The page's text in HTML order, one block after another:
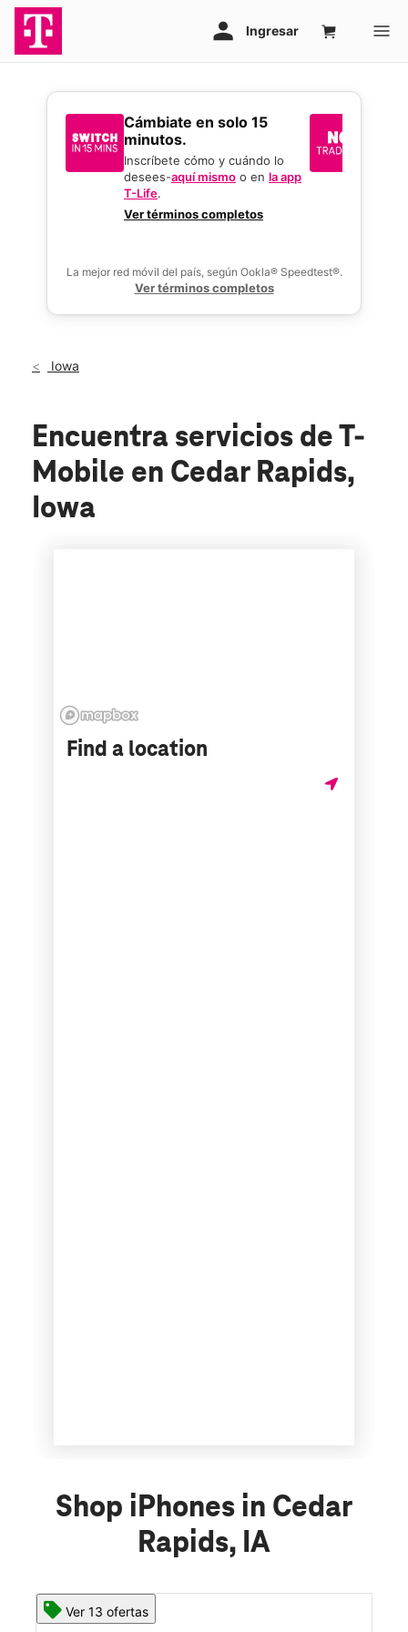
​​​​​​​Cámbiate en solo 15
minutos.
Inscríbete cómo y cuándo lo
desees-aquí mismo o en la app
T-Life.
Ver términos completos
La mejor red móvil del país, según Ookla® Speedtest®.
Ver términos completos
Iowa
Encuentra servicios de T-
Mobile en Cedar Rapids,
Iowa
Find a location
Shop iPhones in Cedar
Rapids, IA
Ver 13 ofertas